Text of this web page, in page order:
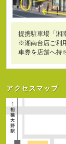
提携駐車場「湘
※湘南台店ご利
車券を店舗へ持
アクセスマップ